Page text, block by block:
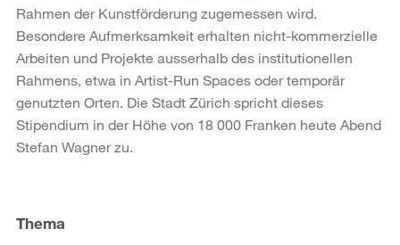
Rahmen der Kunstförderung zugemessen wird.
Besondere Aufmerksamkeit erhalten nicht-kommerzielle
Arbeiten und Projekte ausserhalb des institutionellen
Rahmens, etwa in Artist-Run Spaces oder temporär
genutzten Orten. Die Stadt Zürich spricht dieses
Stipendium in der Höhe von 18 000 Franken heute Abend
Stefan Wagner zu.
Informationen
Thema